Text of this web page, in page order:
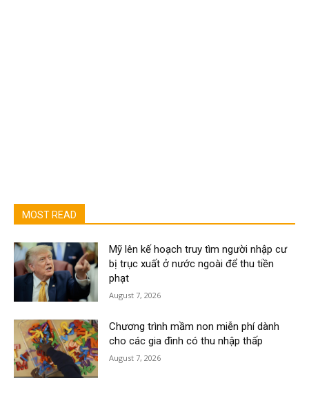
MOST READ
Mỹ lên kế hoạch truy tìm người nhập cư
bị trục xuất ở nước ngoài để thu tiền
phạt
August 7, 2026
Chương trình mầm non miễn phí dành
cho các gia đình có thu nhập thấp
August 7, 2026